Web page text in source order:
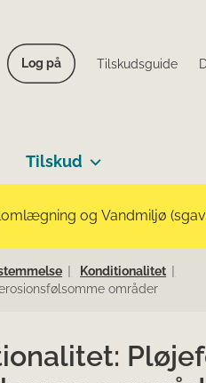
Log på Tilskudsguide
Tilskud
og Vandmiljø
Konditionalitet
områder